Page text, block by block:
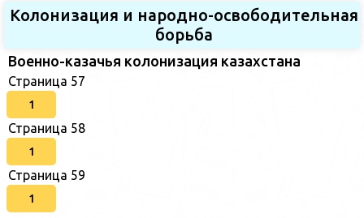
Колонизация и народно-освободительная
борьба
Военно-казачья колонизация казахстана
Страница 57
1
Страница 58
1
Страница 59
1